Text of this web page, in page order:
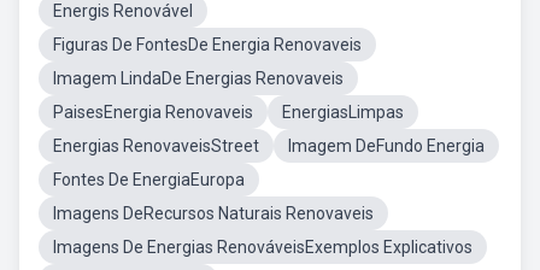
Energis Renovável
Figuras De FontesDe Energia Renovaveis
Imagem LindaDe Energias Renovaveis
PaisesEnergia Renovaveis
EnergiasLimpas
Energias RenovaveisStreet
Imagem DeFundo Energia
Fontes De EnergiaEuropa
Imagens DeRecursos Naturais Renovaveis
Imagens De Energias RenováveisExemplos Explicativos